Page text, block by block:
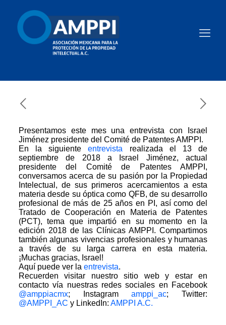
Presentamos este mes una entrevista con Israel
Jiménez presidente del Comité de Patentes AMPPI.
En la siguienteentrevista realizada el 13 de
septiembre de 2018 a Israel Jiménez, actual
presidente del Comité de Patentes AMPPI,
conversamos acerca de su pasión por la Propiedad
Intelectual, de sus primeros acercamientos a esta
materia desde su óptica como QFB, de su desarrollo
profesional de más de 25 años en PI, así como del
Tratado de Cooperación en Materia de Patentes
(PCT), tema que impartió en su momento en la
edición 2018 de las Clínicas AMPPI. Compartimos
también algunas vivencias profesionales y humanas
a través de su larga carrera en esta materia.
¡Muchas gracias, Israel!
Aquí puede ver la entrevista.
Recuerden visitar nuestro sitio web y estar en
contacto vía nuestras redes sociales en Facebook
@amppiacmx; Instagramamppi_ac; Twitter:
@AMPPI_AC y LinkedIn: AMPPI A.C.